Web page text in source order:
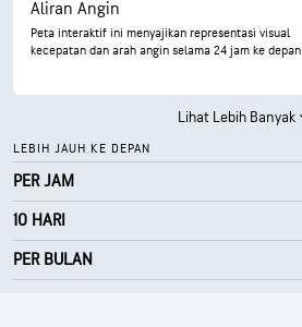
Aliran Angin
Peta interaktif ini menyajikan representasi visual
kecepatan dan arah angin selama 24 jam ke depan
Lihat Lebih Banyak
LEBIH JAUH KE DEPAN
PER JAM
10 HARI
PER BULAN